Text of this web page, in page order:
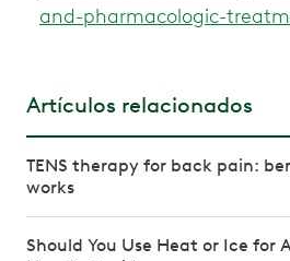
and-pharmacologic-
Artículos relacionados
TENS therapy for back pain:
works
Should You Use Heat or Ice for